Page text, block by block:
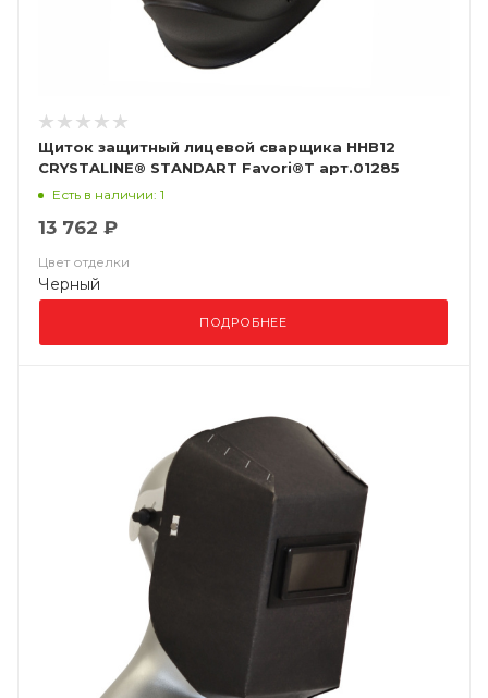
Щиток защитный лицевой сварщика ННВ12
CRYSTALINE® STANDART Favori®T арт.01285
Есть в наличии: 1
13 762 ₽
Цвет отделки
Черный
ПОДРОБНЕЕ